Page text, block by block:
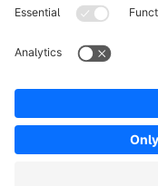
Terms &
Copyright ©